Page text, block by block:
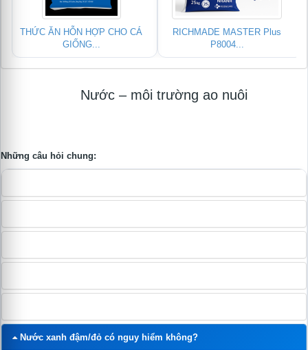
THỨC ĂN HỖN HỢP CHO CÁ
GIỐNG...
RICHMADE MASTER Plus
P8004...
Nước – môi trường ao nuôi
Những câu hỏi chung:
Nước xanh đậm/đỏ có nguy hiểm không?